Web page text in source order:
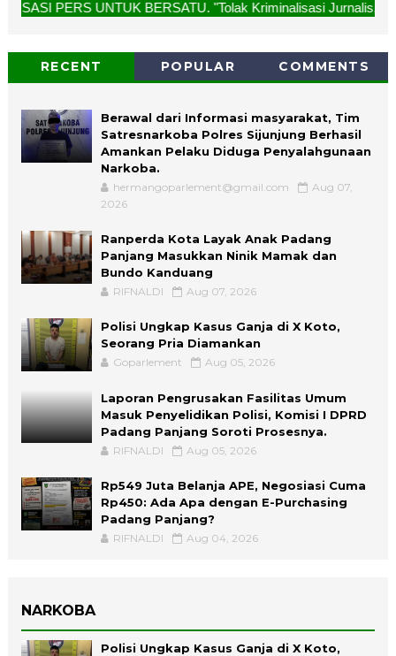
BERSATU. "Tolak Kriminalisasi Jurnalis, Rekan Kami
RECENT POPULAR COMMENTS
Berawal dari Informasi masyarakat, Tim
Satresnarkoba Polres Sijunjung Berhasil
Amankan Pelaku Diduga Penyalahgunaan
Narkoba.
hermangoparlement@gmail.com
Aug 07,
2026
Ranperda Kota Layak Anak Padang
Panjang Masukkan Ninik Mamak dan
Bundo Kanduang
RIFNALDI Aug 07, 2026
Polisi Ungkap Kasus Ganja di X Koto,
Seorang Pria Diamankan
Goparlement Aug 05, 2026
Laporan Pengrusakan Fasilitas Umum
Masuk Penyelidikan Polisi, Komisi I DPRD
Padang Panjang Soroti Prosesnya.
RIFNALDI Aug 05, 2026
Rp549 Juta Belanja APE, Negosiasi Cuma
Rp450: Ada Apa dengan E-Purchasing
Padang Panjang?
RIFNALDI Aug 04, 2026
NARKOBA
Polisi Ungkap Kasus Ganja di X Koto,